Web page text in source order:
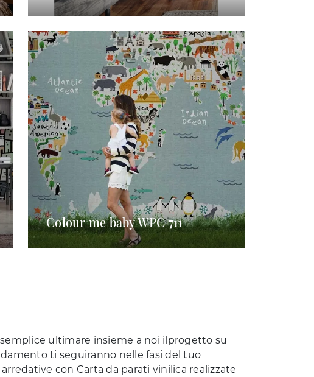
Colour me baby WPC 711
ultimare insieme a noi ilprogetto su
ti seguiranno nelle fasi del tuo
con Carta da parati vinilica realizzate